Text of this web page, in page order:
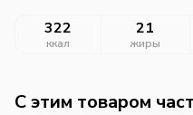
322
ккал
21
жиры
C этим товаром